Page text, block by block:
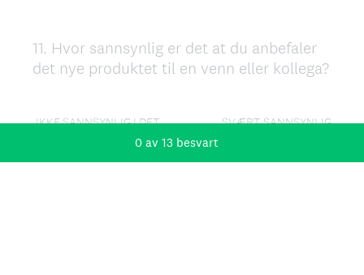
Question
Title
11. Hvor sannsynlig er det at du anbefaler
det nye produktet til en venn eller kollega?
IKKE SANNSYNLIG I DET
SVÆRT SANNSYNLIG
0 1 2 3 4 5 6 7 8 9 10
0av 13besvart